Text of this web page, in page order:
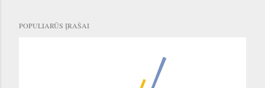
POPULIARŪS ĮRAŠAI